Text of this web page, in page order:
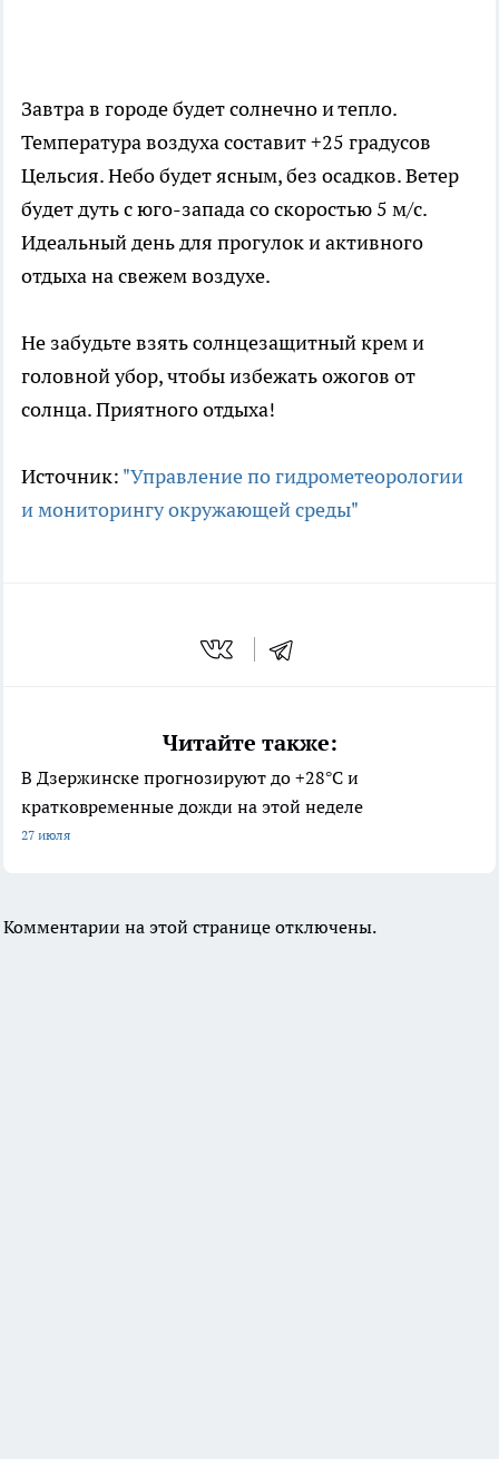
Завтра в городе будет солнечно и тепло.
Температура воздуха составит +25 градусов
Цельсия. Небо будет ясным, без осадков. Ветер
будет дуть с юго-запада со скоростью 5 м/с.
Идеальный день для прогулок и активного
отдыха на свежем воздухе.
Не забудьте взять солнцезащитный крем и
головной убор, чтобы избежать ожогов от
солнца. Приятного отдыха!
Источник: "Управление по гидрометеорологии
и мониторингу окружающей среды"
Читайте также:
В Дзержинске прогнозируют до +28°С и
кратковременные дожди на этой неделе
27 июля
Комментарии на этой странице отключены.